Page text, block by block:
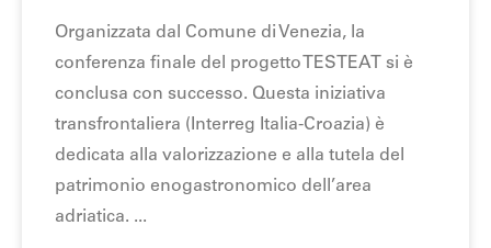
Organizzata dal Comune di Venezia, la
conferenza finale del progetto TESTEAT si è
conclusa con successo. Questa iniziativa
transfrontaliera (Interreg Italia-Croazia) è
dedicata alla valorizzazione e alla tutela del
patrimonio enogastronomico dell’area
adriatica.